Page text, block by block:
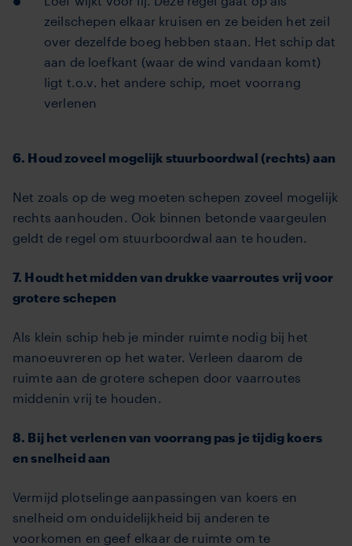
zeilschepen elkaar kruisen en ze beiden het zeil
over dezelfde boeg hebben staan. Het schip dat
aan de loefkant (waar de wind vandaan komt)
ligt t.o.v. het andere schip, moet voorrang
verlenen
6. Houd zoveel mogelijk stuurboordwal (rechts) aan
Net zoals op de weg moeten schepen zoveel mogelijk
rechts aanhouden. Ook binnen betonde vaargeulen
geldt de regel om stuurboordwal aan te houden.
7. Houdt het midden van drukke vaarroutes vrij voor
grotere schepen
Als klein schip heb je minder ruimte nodig bij het
manoeuvreren op het water. Verleen daarom de
ruimte aan de grotere schepen door vaarroutes
middenin vrij te houden.
8. Bij het verlenen van voorrang pas je tijdig koers
en snelheid aan
Vermijd plotselinge aanpassingen van koers en
snelheid om onduidelijkheid bij anderen te
voorkomen en geef elkaar de ruimte om te